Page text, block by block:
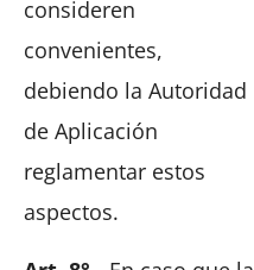
consideren
convenientes,
debiendo la Autoridad
de Aplicación
reglamentar estos
aspectos.